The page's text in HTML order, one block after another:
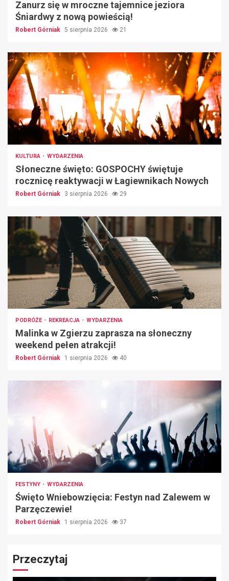
Zanurz się w mroczne tajemnice jeziora
Śniardwy z nową powieścią!
Robert Górniak 5 sierpnia 2026 21
KULTURA WYDARZENIA
Słoneczne święto: GOSPOCHY świętuje
rocznicę reaktywacji w Łagiewnikach Nowych
Robert Górniak 3 sierpnia 2026 29
PODRÓŻE REKREACJA WYDARZENIA
Malinka w Zgierzu zaprasza na słoneczny
weekend pełen atrakcji!
Robert Górniak 1 sierpnia 2026 40
FESTYNY WYDARZENIA
Święto Wniebowzięcia: Festyn nad Zalewem w
Parzęczewie!
Robert Górniak 1 sierpnia 2026 37
Przeczytaj